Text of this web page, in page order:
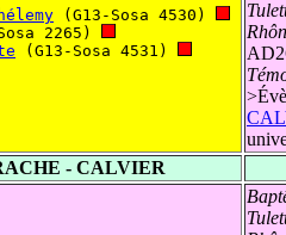
(G13-Sosa 4530)
2265)
(G13-Sosa 4531)
>
- CALVIER